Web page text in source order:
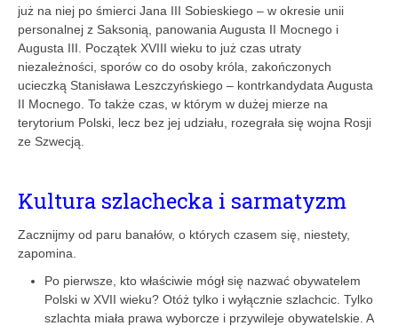
już na niej po śmierci Jana III Sobieskiego – w okresie unii
personalnej z Saksonią, panowania Augusta II Mocnego i
Augusta III. Początek XVIII wieku to już czas utraty
niezależności, sporów co do osoby króla, zakończonych
ucieczką Stanisława Leszczyńskiego – kontrkandydata Augusta
II Mocnego. To także czas, w którym w dużej mierze na
terytorium Polski, lecz bez jej udziału, rozegrała się wojna Rosji
ze Szwecją.
Kultura szlachecka i sarmatyzm
Zacznijmy od paru banałów, o których czasem się, niestety,
zapomina.
Po pierwsze, kto właściwie mógł się nazwać obywatelem
Polski w XVII wieku? Otóż tylko i wyłącznie szlachcic. Tylko
szlachta miała prawa wyborcze i przywileje obywatelskie. A